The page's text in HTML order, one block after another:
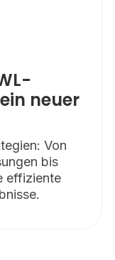
neuer
Von
bis
effiziente